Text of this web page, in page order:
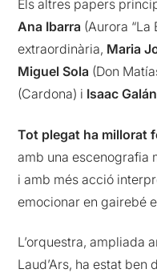
Els altres papers
Ana Ibarra (Aurora “La
extraordinària, Maria
Miguel Sola (Don
(Cardona) i Isaac Galán
Tot plegat ha millorat
amb una escenografia
i amb més acció
emocionar en gairebé
L’orquestra, ampliada
Laud’Ars, ha estat